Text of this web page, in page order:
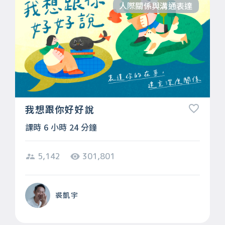
人際關係與溝通表達
我想跟你好好說
課時 6 小時 24 分鐘
5,142 301,801
裘凱宇